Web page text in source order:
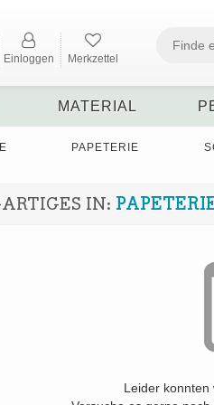
Einloggen Merkzettel
MATERIAL
PAPETERIE
IN:
Leider konnten